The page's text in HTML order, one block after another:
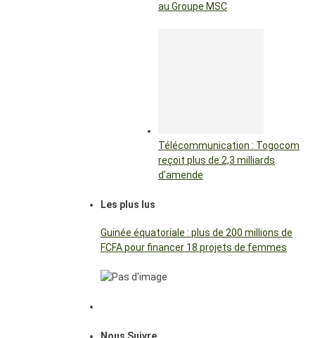
au Groupe MSC
Télécommunication : Togocom
reçoit plus de 2,3 milliards
d’amende
Les plus lus
Guinée équatoriale : plus de 200 millions de
FCFA pour financer 18 projets de femmes
Nous Suivre